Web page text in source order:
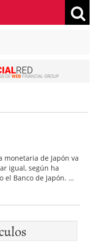
monetaria de Japón va
igual, según ha
el Banco de Japón. …